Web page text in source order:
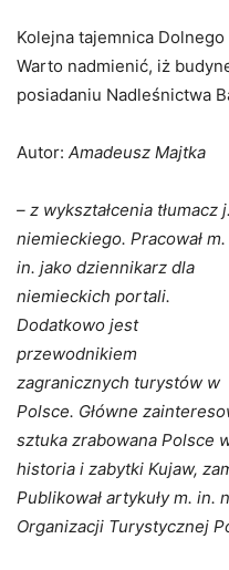
Kolejna tajemnica
Warto nadmienić, iż
posiadaniu Nadleśnictwa
Autor: Amadeusz Majtka
– z wykształcenia tłumacz j.
niemieckiego. Pracował m.
in. jako dziennikarz dla
niemieckich portali.
Dodatkowo jest
przewodnikiem
zagranicznych turystów w
Polsce. Główne
sztuka zrabowana Polsce
historia i zabytki Kujaw,
Publikował artykuły m.
Organizacji Turystycznej